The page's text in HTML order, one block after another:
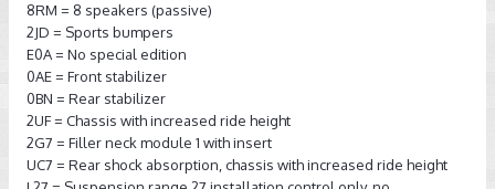
8RM = 8 speakers (passive)
2JD = Sports bumpers
E0A = No special edition
0AE = Front stabilizer
0BN = Rear stabilizer
2UF = Chassis with increased ride height
2G7 = Filler neck module 1 with insert
UC7 = Rear shock absorption, chassis with increased ride height